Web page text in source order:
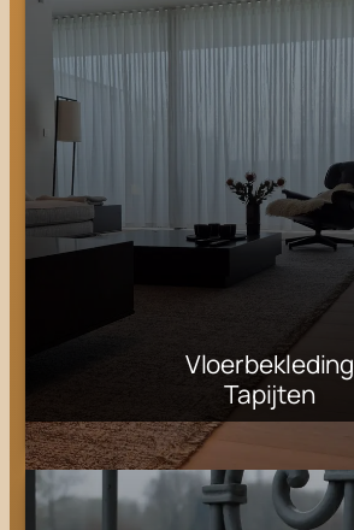
Vloerbekleding
Tapijten